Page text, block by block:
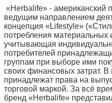
«Herbalife» -
ведущим направлением
концепция «Lifestyle»
потребления материальных
учитывающая
потребителей
группам при выборе ими
своих финансовых затрат.
принадлежат права на
торговой маркой. За всё
бренд «Herbalife»